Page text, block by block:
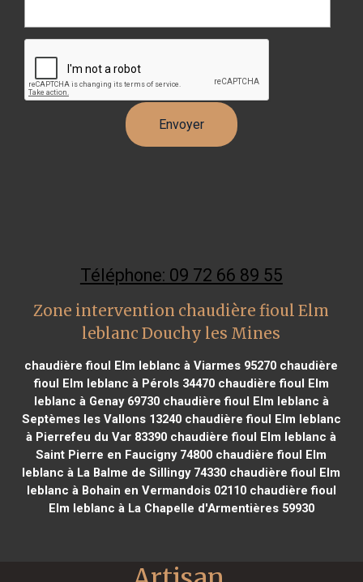
Téléphone: 09 72 66 89 55
Zone intervention chaudière fioul Elm
leblanc Douchy les Mines
chaudière fioul Elm leblanc à Viarmes 95270 chaudière
fioul Elm leblanc à Pérols 34470chaudière fioul Elm
leblanc à Genay 69730chaudière fioul Elm leblanc à
Septèmes les Vallons 13240chaudière fioul Elm leblanc
à Pierrefeu du Var 83390 chaudière fioul Elm leblanc à
Saint Pierre en Faucigny 74800 chaudière fioul Elm
leblanc à La Balme de Sillingy 74330 chaudière fioul Elm
leblanc à Bohain en Vermandois 02110chaudière fioul
Elm leblanc à La Chapelle d'Armentières 59930